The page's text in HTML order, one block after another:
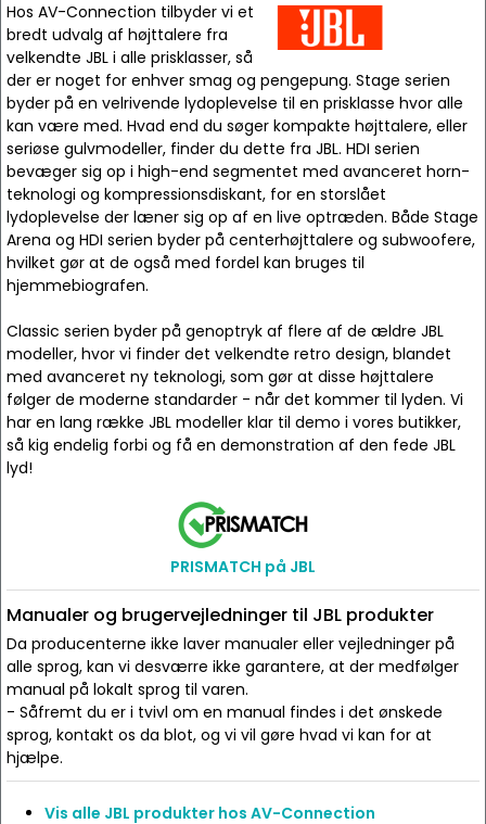
Hos AV-Connection tilbyder vi et
bredt udvalg af højttalere fra
velkendte JBL i alle prisklasser, så
der er noget for enhver smag og pengepung. Stage serien
byder på en velrivende lydoplevelse til en prisklasse hvor alle
kan være med. Hvad end du søger kompakte højttalere, eller
seriøse gulvmodeller, finder du dette fra JBL. HDI serien
bevæger sig op i high-end segmentet med avanceret horn-
teknologi og kompressionsdiskant, for en storslået
lydoplevelse der læner sig op af en live optræden. Både Stage
Arena og HDI serien byder på centerhøjttalere og subwoofere,
hvilket gør at de også med fordel kan bruges til
hjemmebiografen.
Classic serien byder på genoptryk af flere af de ældre JBL
modeller, hvor vi finder det velkendte retro design, blandet
med avanceret ny teknologi, som gør at disse højttalere
følger de moderne standarder - når det kommer til lyden. Vi
har en lang række JBL modeller klar til demo i vores butikker,
så kig endelig forbi og få en demonstration af den fede JBL
lyd!
PRISMATCH på JBL
Manualer og brugervejledninger til JBL produkter
Da producenterne ikke laver manualer eller vejledninger på
alle sprog, kan vi desværre ikke garantere, at der medfølger
manual på lokalt sprog til varen.
- Såfremt du er i tvivl om en manual findes i det ønskede
sprog, kontakt os da blot, og vi vil gøre hvad vi kan for at
hjælpe.
Vis alle JBL produkter hos AV-Connection